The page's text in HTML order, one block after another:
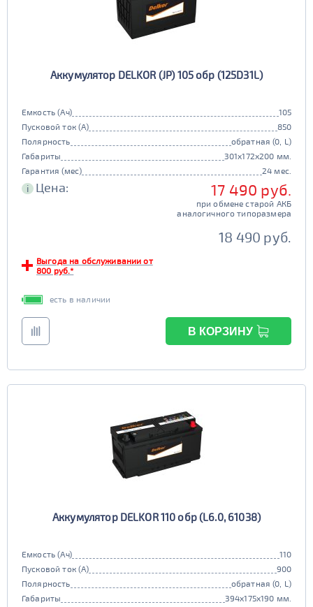
Аккумулятор DELKOR (JP) 105 обр (125D31L)
Емкость (Ач)
105
Пусковой ток (А)
850
Полярность
обратная (0, L)
Габариты
301x172x200 мм.
Гарантия (мес)
24 мес.
i Цена: 17 490 руб.
при обмене старой АКБ
аналогичного типоразмера
18 490 руб.
Выгода на обслуживании от
800 руб.*
есть в наличии
В КОРЗИНУ
Аккумулятор DELKOR 110 обр (L6.0, 61038)
Емкость (Ач)
110
Пусковой ток (А)
900
Полярность
обратная (0, L)
Габариты
394x175x190 мм.